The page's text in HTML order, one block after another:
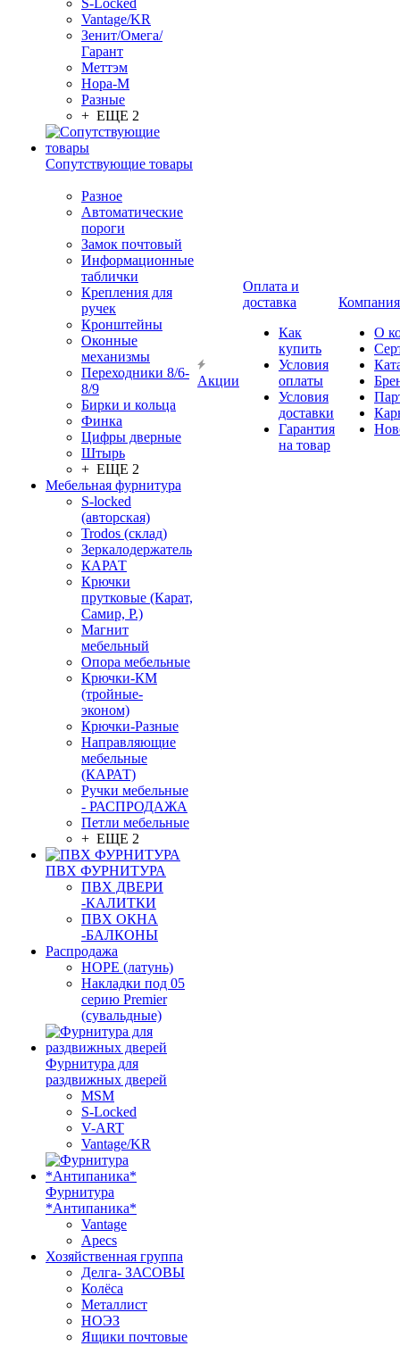
S-Locked
Vantage/KR
Зенит/Омега/
Гарант
Меттэм
Нора-М
Разные
+ ЕЩЕ 2
Сопутствующие товары
Разное
Автоматические
пороги
Замок почтовый
Информационные
таблички
Крепления для
ручек
Кронштейны
Оконные
механизмы
Переходники 8/6-
8/9
Бирки и кольца
Финка
Цифры дверные
Штырь
+ ЕЩЕ 2
Мебельная фурнитура
S-locked
(авторская)
Trodos (склад)
Зеркалодержатель
КАРАТ
Крючки
прутковые (Карат,
Самир, Р.)
Магнит
мебельный
Опора мебельные
Крючки-КМ
(тройные-
эконом)
Крючки-Разные
Направляющие
мебельные
(КАРАТ)
Ручки мебельные
- РАСПРОДАЖА
Петли мебельные
+ ЕЩЕ 2
ПВХ ФУРНИТУРА
ПВХ ДВЕРИ
-КАЛИТКИ
ПВХ ОКНА
-БАЛКОНЫ
Распродажа
HOPE (латунь)
Накладки под 05
серию Premier
(сувальдные)
Фурнитура для
раздвижных дверей
MSM
S-Locked
V-ART
Vantage/KR
Фурнитура
*Антипаника*
Vantage
Apecs
Хозяйственная группа
Делга- ЗАСОВЫ
Колёса
Металлист
НОЭЗ
Ящики почтовые
Акции
Оплата и
доставка
Как
купить
Условия
оплаты
Условия
доставки
Гарантия
на товар
Компания
О